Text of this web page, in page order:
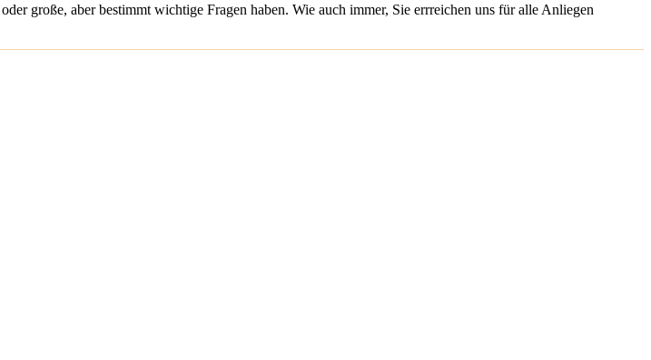
große, aber bestimmt wichtige Fragen haben. Wie auch immer, Sie errreichen uns für alle Anliegen